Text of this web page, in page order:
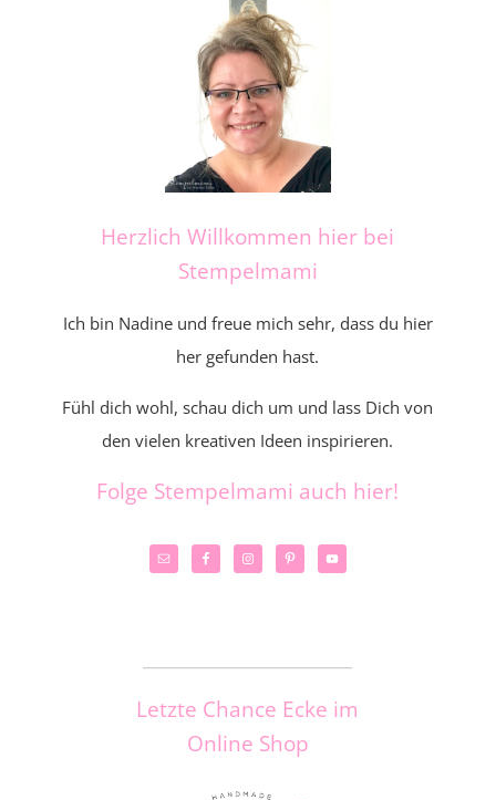
Herzlich Willkommen hier bei
Stempelmami
Ich bin Nadine und freue mich sehr, dass du hier
her gefunden hast.
Fühl dich wohl, schau dich um und lass Dich von
den vielen kreativen Ideen inspirieren.
Folge Stempelmami auch hier!
Letzte Chance Ecke im
Online Shop